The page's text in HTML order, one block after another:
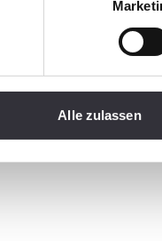
Alle zulassen
il nostro sito